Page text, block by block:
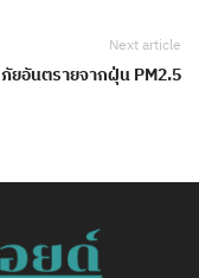
Next article
ภัยอันตรายจากฝุ่น PM2.5